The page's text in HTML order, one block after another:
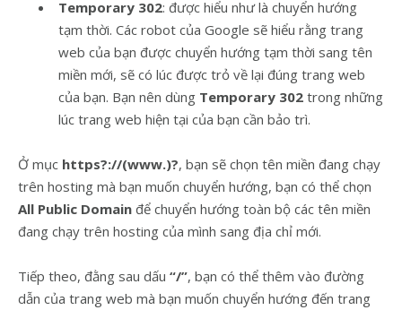
Temporary 302: được hiểu như là chuyển hướng
tạm thời. Các robot của Google sẽ hiểu rằng trang
web của bạn được chuyển hướng tạm thời sang tên
miền mới, sẽ có lúc được trỏ về lại đúng trang web
của bạn. Bạn nên dùng Temporary 302 trong những
lúc trang web hiện tại của bạn cần bảo trì.
Ở mục https?://(www.)?, bạn sẽ chọn tên miền đang chạy
trên hosting mà bạn muốn chuyển hướng, bạn có thể chọn
All Public Domain để chuyển hướng toàn bộ các tên miền
đang chạy trên hosting của mình sang địa chỉ mới.
Tiếp theo, đằng sau dấu “/”, bạn có thể thêm vào đường
dẫn của trang web mà bạn muốn chuyển hướng đến trang